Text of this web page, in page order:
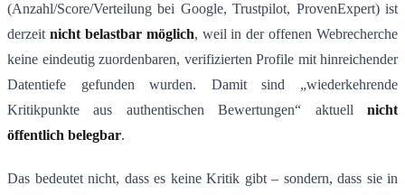
(Anzahl/Score/Verteilung bei Google, Trustpilot, ProvenExpert) ist
derzeit nicht belastbar möglich, weil in der offenen Webrecherche
keine eindeutig zuordenbaren, verifizierten Profile mit hinreichender
Datentiefe gefunden wurden. Damit sind „wiederkehrende
Kritikpunkte aus authentischen Bewertungen“ aktuell nicht
öffentlich belegbar.
Das bedeutet nicht, dass es keine Kritik gibt – sondern, dass sie in